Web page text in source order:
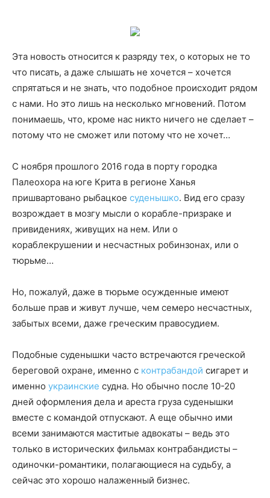
Эта новость относится к разряду тех, о которых не то
что писать, а даже слышать не хочется – хочется
спрятаться и не знать, что подобное происходит рядом
с нами. Но это лишь на несколько мгновений. Потом
понимаешь, что, кроме нас никто ничего не сделает –
потому что не сможет или потому что не хочет…
С ноября прошлого 2016 года в порту городка
Палеохора на юге Крита в регионе Ханья
пришвартовано рыбацкое суденышко. Вид его сразу
возрождает в мозгу мысли о корабле-призраке и
привидениях, живущих на нем. Или о
кораблекрушении и несчастных робинзонах, или о
тюрьме…
Но, пожалуй, даже в тюрьме осужденные имеют
больше прав и живут лучше, чем семеро несчастных,
забытых всеми, даже греческим правосудием.
Подобные суденышки часто встречаются греческой
береговой охране, именно с контрабандой сигарет и
именно украинские судна. Но обычно после 10-20
дней оформления дела и ареста груза суденышки
вместе с командой отпускают. А еще обычно ими
всеми занимаются маститые адвокаты – ведь это
только в исторических фильмах контрабандисты –
одиночки-романтики, полагающиеся на судьбу, а
сейчас это хорошо налаженный бизнес.